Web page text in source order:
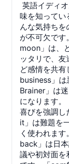
英語イディ
味を知ってい
んな気持ちを
が不可欠で
moon」は、
ッタリで、
ど感情を共
business」
Brainer」は
になります
喜びを強調
it」は難題を
く使われま
back」は日
議や初対面を